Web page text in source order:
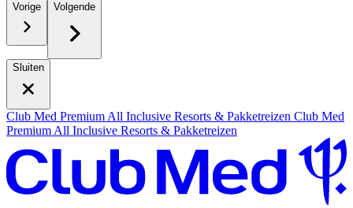
Vorige Volgende
Sluiten
Club Med Premium All Inclusive Resorts & Pakketreizen Club Med
Premium All Inclusive Resorts & Pakketreizen